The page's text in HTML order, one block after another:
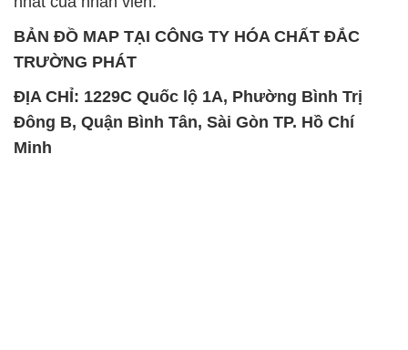
Đông B, Quận Bình Tân, Sài Gòn TP. Hồ Chí
Minh